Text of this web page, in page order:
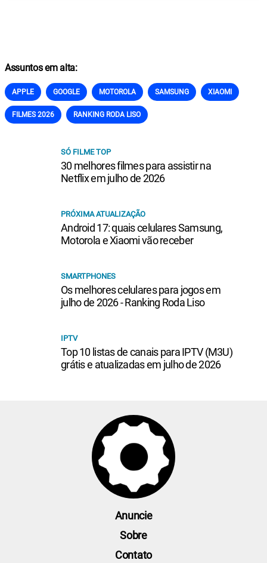
Assuntos em alta:
APPLE GOOGLE MOTOROLA SAMSUNG XIAOMI
FILMES 2026 RANKING RODA LISO
SÓ FILME TOP
30 melhores filmes para assistir na
Netflix em julho de 2026
PRÓXIMA ATUALIZAÇÃO
Android 17: quais celulares Samsung,
Motorola e Xiaomi vão receber
SMARTPHONES
Os melhores celulares para jogos em
julho de 2026 - Ranking Roda Liso
IPTV
Top 10 listas de canais para IPTV (M3U)
grátis e atualizadas em julho de 2026
Anuncie
Sobre
Contato